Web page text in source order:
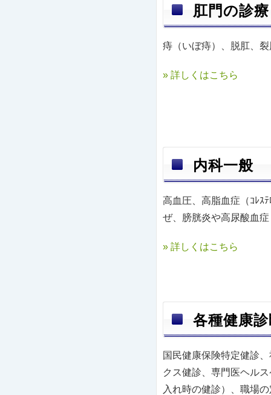
肛門の診療
痔（いぼ痔）、脱肛、
» 詳しくはこちら
内科一般
高血圧、高脂血症（ｺﾚｽ
ぜ、膀胱炎や高尿酸血
» 詳しくはこちら
各種健康
国民健康保険特定健診
クス健診、専門医ヘル
入れ時の健診）、職場